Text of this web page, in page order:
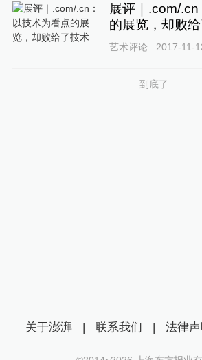
展评｜.com/
的展览，却败
艺术评论 2017-11-
到底了
关于澎湃 | 联系我们 | 法律声